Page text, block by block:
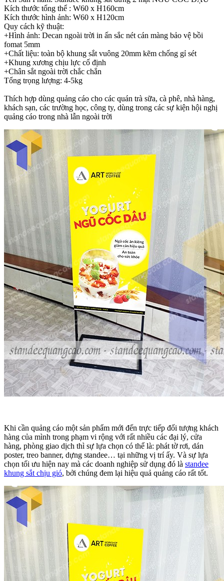
Kích thước tổng thể : W60 x H160cm
Kích thước hình ảnh: W60 x H120cm
Quy cách kỹ thuật:
+Hình ảnh: Decan ngoài trời in ấn sắc nét cán màng bảo vệ bồi
fomat 5mm
+Chất liệu: toàn bộ khung sắt vuông 20mm kẽm chống gỉ sét
+Khung xương chịu lực cố định
+Chân sắt ngoài trời chắc chắn
Tổng trọng lượng: 4-5kg
Thích hợp dùng quảng cáo cho các quán trà sữa, cà phê, nhà hàng,
khách sạn, các trường học, công ty, dùng trong các sự kiện hội nghị
quảng cáo trong nhà lẫn ngoài trời
Khi cần quảng cáo một sản phẩm mới đến trực tiếp đối tượng khách
hàng của mình trong phạm vi rộng với rất nhiều các đại lý, cửa
hàng, phòng giao dịch thì sự lựa chọn có thể là: phát tờ rơi, dán
poster, treo banner, dựng standee… tại những vị trí ấy. Và sự lựa
chọn tối ưu hiện nay mà các doanh nghiệp sử dụng đó là standee
khung sắt chịu gió, bởi chúng đem lại hiệu quả quảng cáo rất tốt.